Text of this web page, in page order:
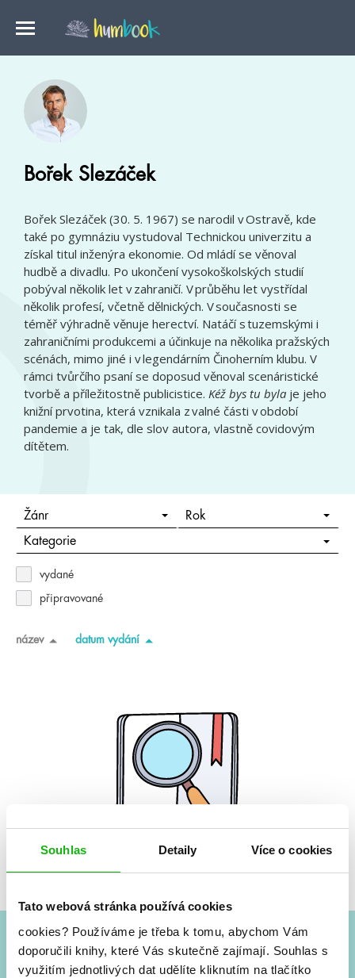
Souhlas Detaily Více o cookies
Tato webová stránka používá cookies
cookies? Používáme je třeba k tomu, abychom Vám
doporučili knihy, které Vás skutečně zajímají. Souhlas s
využitím jednotlivých dat udělíte kliknutím na tlačítko
Bořek Slezáček
Bořek Slezáček (30. 5. 1967) se narodil v Ostravě, kde
také po gymnáziu vystudoval Technickou univerzitu a
získal titul inženýra ekonomie. Od mládí se věnoval
hudbě a divadlu. Po ukončení vysokoškolských studií
pobýval několik let v zahraničí. V průběhu let vystřídal
několik profesí, včetně dělnických. V současnosti se
téměř výhradně věnuje herectví. Natáčí s tuzemskými i
zahraničními produkcemi a účinkuje na několika pražských
scénách, mimo jiné i v legendárním Činoherním klubu. V
rámci tvůrčího psaní se doposud věnoval scenáristické
tvorbě a příležitostně publicistice. Kéž bys tu byla je jeho
knižní prvotina, která vznikala z valné části v období
pandemie a je tak, dle slov autora, vlastně covidovým
dítětem.
Žánr Rok
Kategorie
vydané
připravované
název datum vydání
Žádné knihy nenalezeny.
#HumbookNews